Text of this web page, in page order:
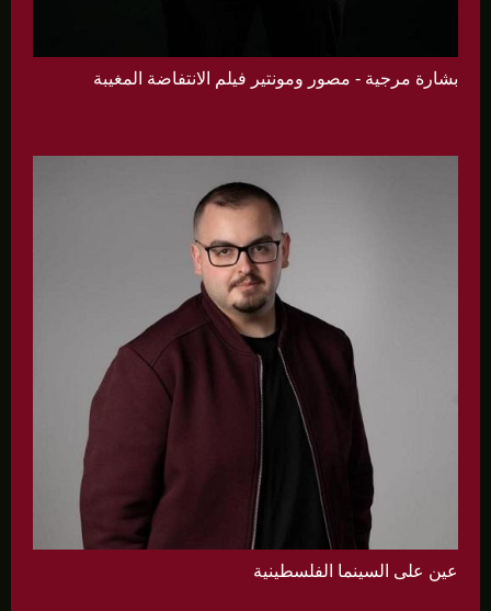
بشارة مرجية - مصور ومونتير فيلم الانتفاضة المغيبة
عين على السينما الفلسطينية